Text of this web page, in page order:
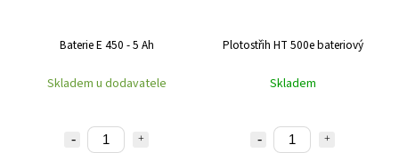
Baterie E 450 - 5 Ah
Skladem u dodavatele
Plotostřih HT 500e bateriový
Skladem